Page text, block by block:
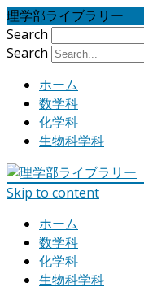
理学部ライブラリー
Search
Search
ホーム
数学科
化学科
生物科学科
Skip to content
ホーム
数学科
化学科
生物科学科